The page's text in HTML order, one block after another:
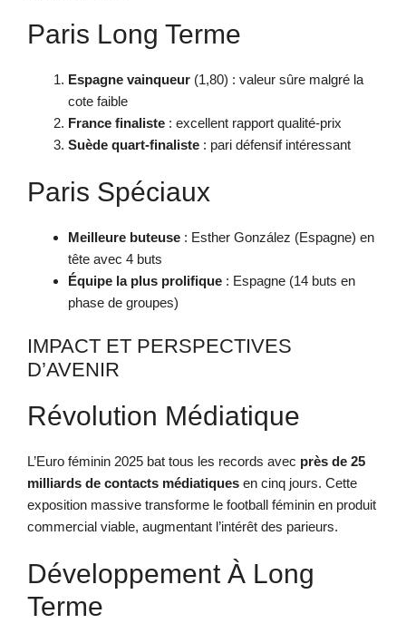
Paris Long Terme
Espagne vainqueur (1,80) : valeur sûre malgré la
cote faible
France finaliste : excellent rapport qualité-prix
Suède quart-finaliste : pari défensif intéressant
Paris Spéciaux
Meilleure buteuse : Esther González (Espagne) en
tête avec 4 buts
Équipe la plus prolifique : Espagne (14 buts en
phase de groupes)
IMPACT ET PERSPECTIVES
D’AVENIR
Révolution Médiatique
L’Euro féminin 2025 bat tous les records avec près de 25
milliards de contacts médiatiques en cinq jours. Cette
exposition massive transforme le football féminin en produit
commercial viable, augmentant l’intérêt des parieurs.
Développement À Long
Terme